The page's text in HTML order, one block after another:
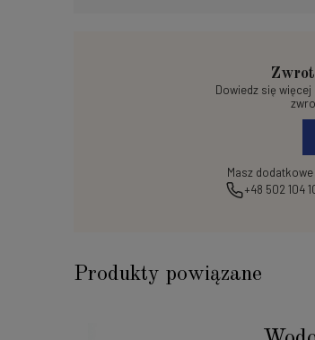
Dowiedz się
Masz
+48 502 104
Produkty powiązane